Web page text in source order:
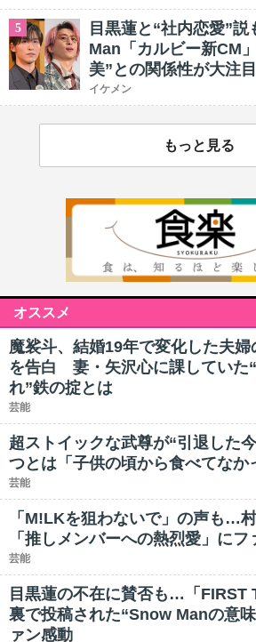
5
目黒蓮と“社内恋愛”
Man「カルビー新CM
美”との関係性が大注
イケメン
もっと見る
オススメ
魔裟斗、結婚19年で変化した夫
を告白 妻・矢沢心に課していた
れ”鉄の掟とは
芸能
超ストイックな武尊が“引退した
つとは「子供の頃から食べてなか
芸能
「M!LKを狙わないで」の声も…
「推しメンバーへの熱烈愛」に
芸能
目黒蓮の不在に賛否も…「FIRST
裏で投稿された“Snow Manの意
ァン感動